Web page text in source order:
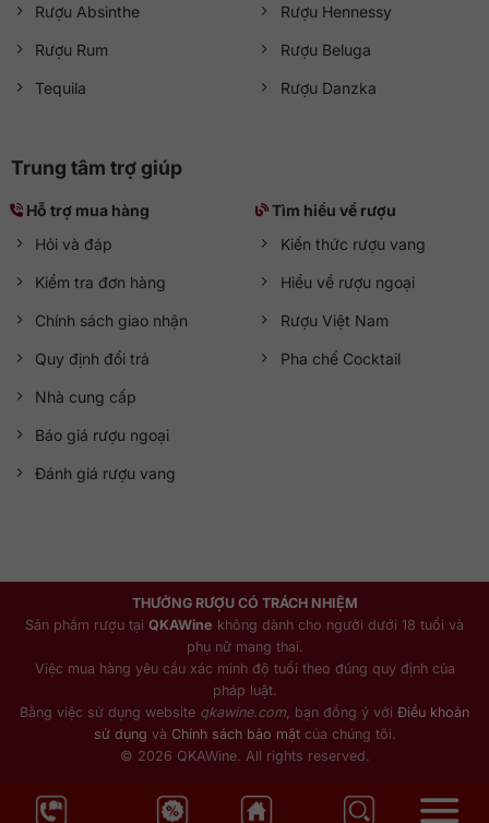
Rượu Absinthe
Rượu Rum
Tequila
Rượu Hennessy
Rượu Beluga
Rượu Danzka
Trung tâm trợ giúp
Hỗ trợ mua hàng
Hỏi và đáp
Kiểm tra đơn hàng
Chính sách giao nhận
Quy định đổi trả
Nhà cung cấp
Báo giá rượu ngoại
Đánh giá rượu vang
Tìm hiểu về rượu
Kiến thức rượu vang
Hiểu về rượu ngoại
Rượu Việt Nam
Pha chế Cocktail
THƯỞNG RƯỢU CÓ TRÁCH NHIỆM
Sản phẩm rượu tại QKAWine không dành cho người dưới 18 tuổi và
phụ nữ mang thai.
Việc mua hàng yêu cầu xác minh độ tuổi theo đúng quy định của
pháp luật.
Bằng việc sử dụng website qkawine.com , bạn đồng ý với Điều khoản
sử dụng và Chính sách bảo mậtcủa chúng tôi.
© 2026 QKAWine. All rights reserved.